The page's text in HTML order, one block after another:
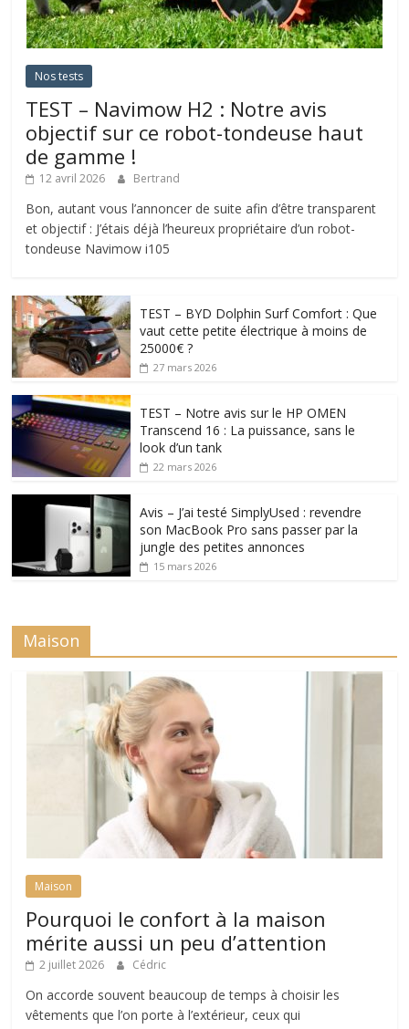
Nos tests
TEST – Navimow H2 : Notre avis
objectif sur ce robot-tondeuse haut
de gamme !
12 avril 2026 Bertrand
Bon, autant vous l’annoncer de suite afin d’être transparent
et objectif : J’étais déjà l’heureux propriétaire d’un robot-
tondeuse Navimow i105
TEST – BYD Dolphin Surf Comfort : Que
vaut cette petite électrique à moins de
25000€ ?
27 mars 2026
TEST – Notre avis sur le HP OMEN
Transcend 16 : La puissance, sans le
look d’un tank
22 mars 2026
Avis – J’ai testé SimplyUsed : revendre
son MacBook Pro sans passer par la
jungle des petites annonces
15 mars 2026
Maison
Maison
Pourquoi le confort à la maison
mérite aussi un peu d’attention
2 juillet 2026 Cédric
On accorde souvent beaucoup de temps à choisir les
vêtements que l’on porte à l’extérieur, ceux qui